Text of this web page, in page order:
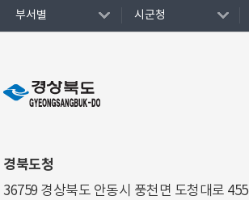
부서별 시군청
경북도청
36759 경상북도 안동시 풍천면 도청대로 455